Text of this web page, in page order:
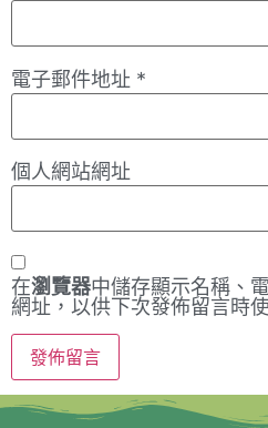
電子郵件地址 *
個人網站網址
在瀏覽器中儲存顯示名稱、
網址，以供下次發佈留言時